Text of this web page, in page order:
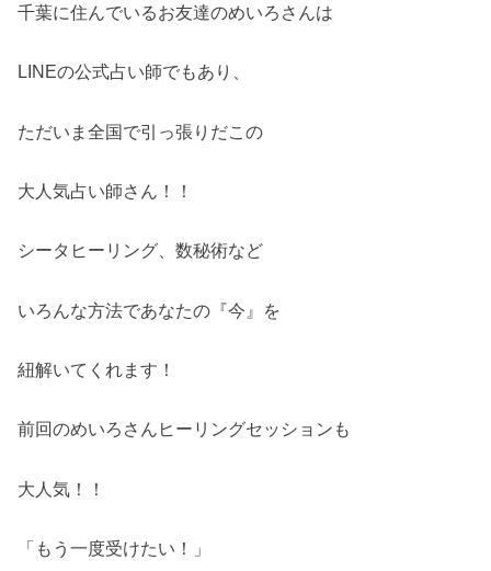
千葉に住んでいるお友達のめいろさんは
LINEの公式占い師でもあり、
ただいま全国で引っ張りだこの
大人気占い師さん！！
シータヒーリング、数秘術など
いろんな方法であなたの『今』を
紐解いてくれます！
前回のめいろさんヒーリングセッションも
大人気！！
「もう一度受けたい！」